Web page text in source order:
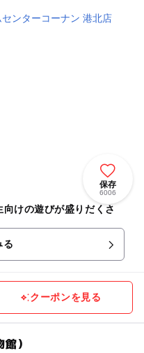
保存
6006
けの遊びが盛りだくさ
る
クーポンを見る
）